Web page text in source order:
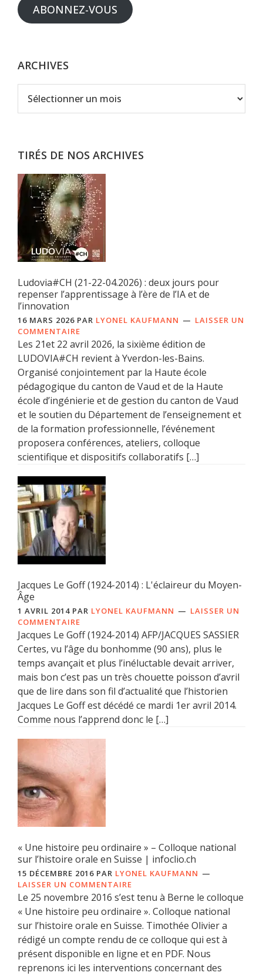
ABONNEZ-VOUS
ARCHIVES
TIRÉS DE NOS ARCHIVES
Ludovia#CH (21-22-04.2026) : deux jours pour
repenser l’apprentissage à l’ère de l’IA et de
l’innovation
16 MARS 2026 PAR LYONEL KAUFMANN
LAISSER UN
COMMENTAIRE
Les 21et 22 avril 2026, la sixième édition de
LUDOVIA#CH revient à Yverdon-les-Bains.
Organisé conjointement par la Haute école
pédagogique du canton de Vaud et de la Haute
école d’ingénierie et de gestion du canton de Vaud
et le soutien du Département de l’enseignement et
de la formation professionnelle, l’événement
proposera conférences, ateliers, colloque
scientifique et dispositifs collaboratifs […]
Jacques Le Goff (1924-2014) : L'éclaireur du Moyen-
Âge
1 AVRIL 2014 PAR LYONEL KAUFMANN
LAISSER UN
COMMENTAIRE
Jacques Le Goff (1924-2014) AFP/JACQUES SASSIER
Certes, vu l’âge du bonhomme (90 ans), plus le
temps avançait et plus l’inéluctable devait arriver,
mais bon c’est pas un très chouette poisson d’avril
que de lire dans son fil d’actualité que l’historien
Jacques Le Goff est décédé ce mardi 1er avril 2014.
Comme nous l’apprend donc le […]
« Une histoire peu ordinaire » – Colloque national
sur l’histoire orale en Suisse | infoclio.ch
15 DÉCEMBRE 2016 PAR LYONEL KAUFMANN
LAISSER UN COMMENTAIRE
Le 25 novembre 2016 s’est tenu à Berne le colloque
« Une histoire peu ordinaire ». Colloque national
sur l’histoire orale en Suisse. Timothée Olivier a
rédigé un compte rendu de ce colloque qui est à
présent disponible en ligne et en PDF. Nous
reprenons ici les interventions concernant des